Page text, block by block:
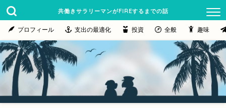
共働きサラリーマンがFIREするまでの話
プロフィール 支出の最適化 投資 全般 趣味